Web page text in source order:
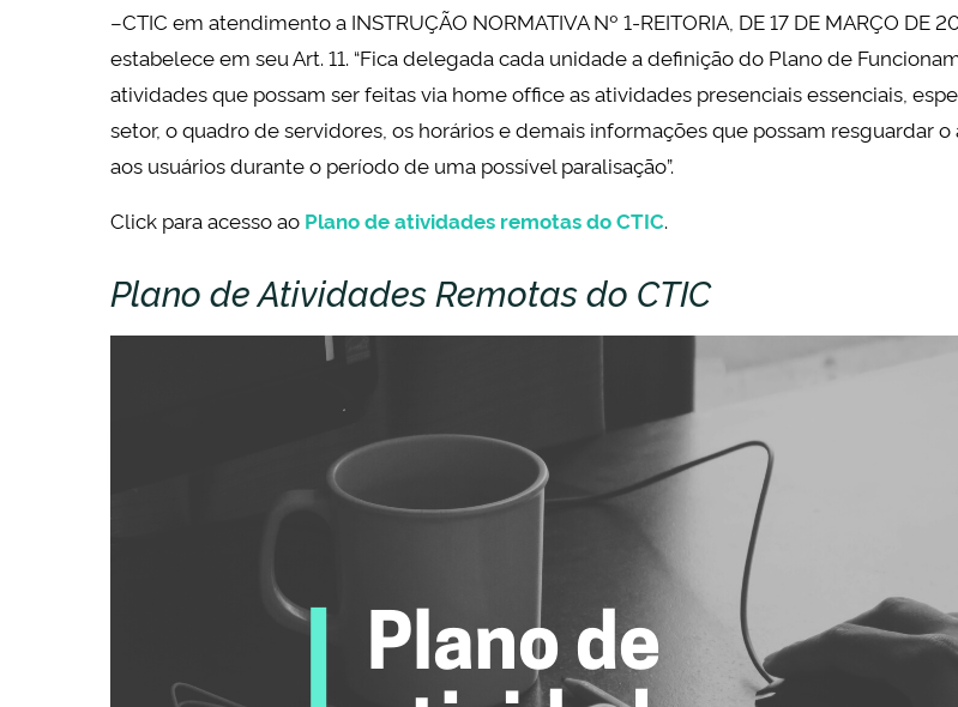
–CTIC em atendimento a INSTRUÇÃO NORMATIVA Nº 1-REITORIA, DE 17 DE MARÇO DE
estabelece em seu Art. 11. “Fica delegada cada unidade a definição do Plano de
atividades que possam ser feitas via home office as atividades presenciais essenciais,
setor, o quadro de servidores, os horários e demais informações que possam resguardar
aos usuários durante o período de uma possível paralisação”.
Click para acesso ao Plano de atividades remotas do CTIC.
Plano de Atividades Remotas do CTIC